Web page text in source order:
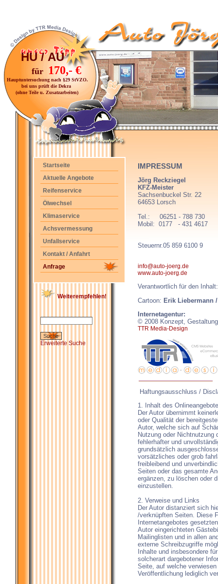
HU / AU
für 170,- €
Hauptuntersuchung nach §29 StVZO.
bei uns prüft die Dekra
(ohne Teile u. Zusatzarbeiten)
Startseite
Aktuelle Angebote
Reifenservice
Ölwechsel
Klimaservice
Achsvermessung
Unfallservice
Kontakt / Anfahrt
Anfrage
Weiterempfehlen!
Erweiterte Suche
IMPRESSUM
Jörg Reckziegel
KFZ-Meister
Sachsenbuckel Str. 22
64653 Lorsch
Tel.: 06251 - 788 730
Mobil: 0177 - 431 4617
Steuernr.05 859 6100 9
info@auto-joerg.de
www.auto-joerg.de
Verantwortlich für den
Cartoon: Erik Liebermann
Internetagentur:
© 2008 Konzept,
TTR Media-Design
Haftungsausschluss /
1. Inhalt des
Der Autor übernimmt
oder Qualität der
Autor, welche sich auf
Nutzung oder Nichtnutzung
fehlerhafter und
grundsätzlich
vorsätzliches oder grob
freibleibend und
Seiten oder das gesamte
ergänzen, zu löschen oder
einzustellen.
2. Verweise und Links
Der Autor distanziert sich
/verknüpften Seiten. Diese
Internetangebotes
Autor eingerichteten
Mailinglisten und in allen
externe Schreibzugriffe
Inhalte und insbesondere
solcherart dargebotener
Seite, auf welche
Veröffentlichung lediglich